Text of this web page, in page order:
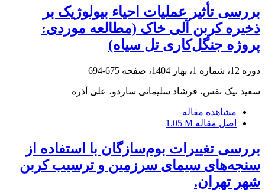
بررسی تأثیر عملیات احیاء بیولوژیک بر
ذخیره کربن آلی خاک (مطالعه موردی:
پروژه جنگل‌کاری تل سیاه)
دوره 12، شماره 1، بهار 1404، صفحه 675-694
سعید نیک نفس، فرشاد سلیمانی ساردو، علی آذره
مشاهده مقاله
اصل مقاله 1.05 M
بررسی تغییرات بوم‌سازگان با استفاده از
سنجه‌های سیمای سرزمین و ترسیب کربن
شهر تهران.